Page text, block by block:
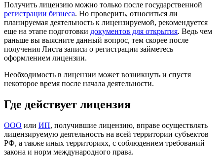
Получить лицензию можно только после государственной
регистрации бизнеса. Но проверить, относиться ли
планируемая деятельность к лицензируемой, рекомендуется
еще на этапе подготовки документов для открытия. Ведь чем
раньше вы выясните данный вопрос, тем скорее после
получения Листа записи о регистрации займетесь
оформлением лицензии.
Необходимость в лицензии может возникнуть и спустя
некоторое время после начала деятельности.
Где действует лицензия
ООО или ИП, получившие лицензию, вправе осуществлять
лицензируемую деятельность на всей территории субъектов
РФ, а также иных территориях, с соблюдением требований
закона и норм международного права.